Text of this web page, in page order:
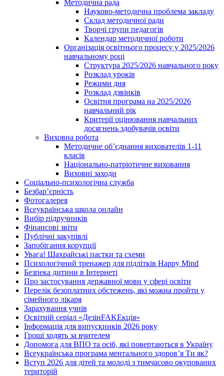
Методична рада
Науково-методична проблема закладу
Склад методичної ради
Творчі групи педагогів
Календар методичної роботи
Організація освітнього процесу у 2025/2026
навчальному році
Структура 2025/2026 навчального року
Розклад уроків
Режими дня
Розклад дзвінків
Освітня програма на 2025/2026
навчальний рік
Критерії оцінювання навчальних
досягнень здобувачів освіти
Виховна робота
Методичне об’єднання вихователів 1-11
класів
Національно-патріотичне виховання
Виховні заходи
Соціально-психологічна служба
Безбар’єрність
Фотогалерея
Всеукраїнська школа онлайн
Вибір підручників
Фінансові звіти
Публічні закупівлі
Запобігання корупції
Увага! Шахрайські пастки та схеми
Психологічний тренажер для підлітків Happy Mind
Безпека дитини в Інтернеті
Про застосування державної мови у сфері освіти
Перелік безоплатних обстежень, які можна пройти у
сімейного лікаря
Зарахування учнів
Освітній серіал «ДезінFAKEкція»
Інформація для випускників 2026 року
Гроші ходять за вчителем
Допомога для ВПО та осіб, які повертаються в Україну
Всеукраїнська програма ментального здоров’я Ти як?
Вступ 2026 для дітей та молоді з тимчасово окупованих
територій